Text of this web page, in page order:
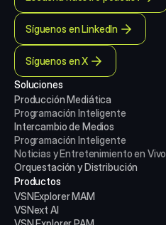
Síguenos en LinkedIn
Síguenos en X
Soluciones
Producción Mediática
Programación Inteligente
Intercambio de Medios
Programación Inteligente
Noticias y Entretenimiento en Vivo
Orquestación y Distribución
Productos
VSNExplorer MAM
VSNext AI